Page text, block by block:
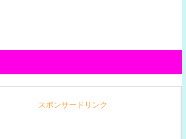
スポンサードリンク